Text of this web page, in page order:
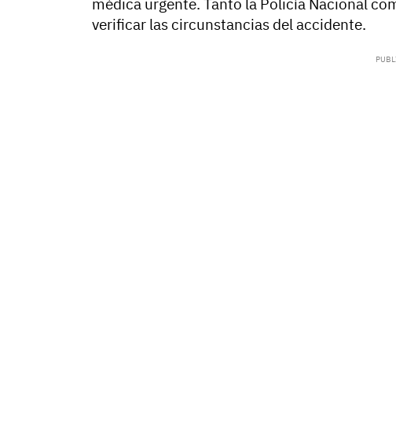
médica urgente. Tanto la Policía Nacional
verificar las circunstancias del accidente.